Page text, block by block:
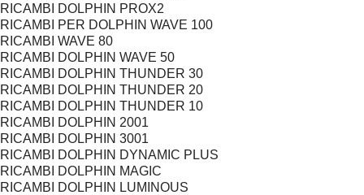
RICAMBI DOLPHIN PROX2
RICAMBI PER DOLPHIN WAVE 100
RICAMBI WAVE 80
RICAMBI DOLPHIN WAVE 50
RICAMBI DOLPHIN THUNDER 30
RICAMBI DOLPHIN THUNDER 20
RICAMBI DOLPHIN THUNDER 10
RICAMBI DOLPHIN 2001
RICAMBI DOLPHIN 3001
RICAMBI DOLPHIN DYNAMIC PLUS
RICAMBI DOLPHIN MAGIC
RICAMBI DOLPHIN LUMINOUS